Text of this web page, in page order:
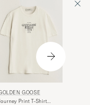
GOOSE
Print T-Shirt